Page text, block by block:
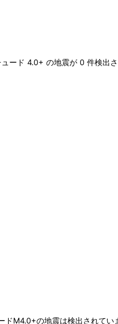
ード 4.0+ の地震が 0 件検出さ
M4.0+の地震は検出されてい